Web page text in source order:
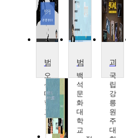
오
산
대
학
교
서
봉
백
석
문
화
대
학
교
국
립
강
릉
원
주
대